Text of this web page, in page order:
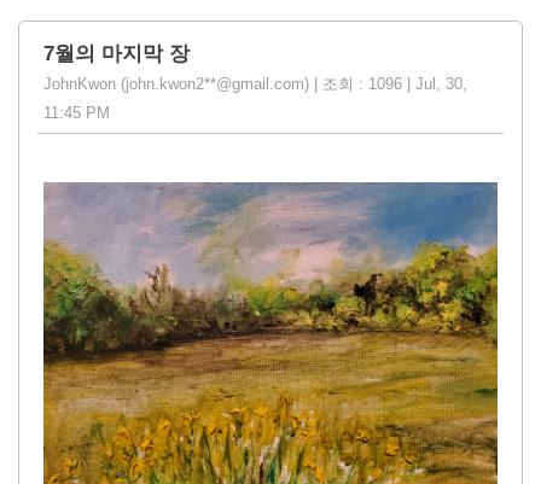
7월의 마지막 장
JohnKwon (john.kwon2**@gmail.com) | 조회 : 1096 | Jul, 30,
11:45 PM